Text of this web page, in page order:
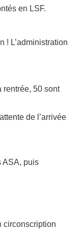
en LSF.
! L’administration
rentrée, 50 sont
de l’arrivée
ASA, puis
circonscription